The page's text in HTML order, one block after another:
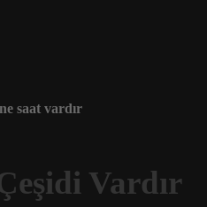
saat vardır
Vardır